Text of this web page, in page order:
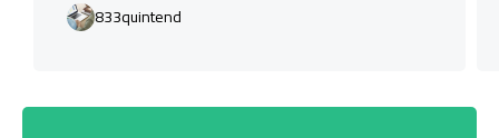
833quintend